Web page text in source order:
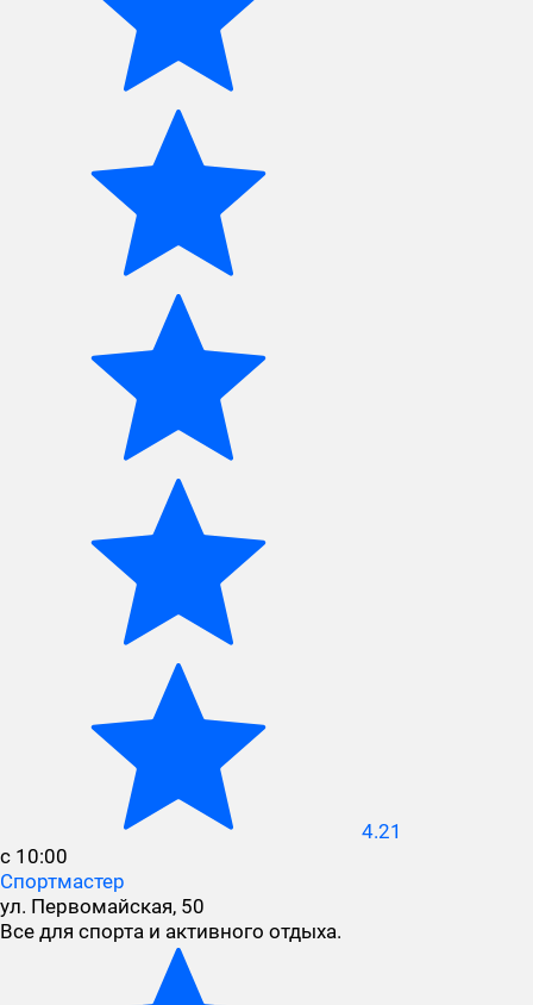
4.21
с 10:00
Спортмастер
ул. Первомайская, 50
Все для спорта и активного отдыха.